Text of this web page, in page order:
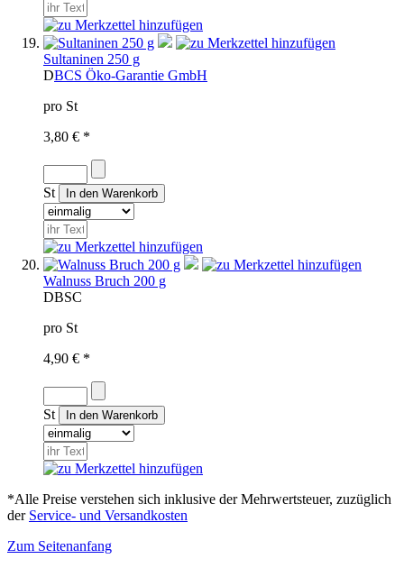
Sultaninen 250 g
DBCS Öko-Garantie GmbH
pro St
3,80 € *
St
Walnuss Bruch 200 g
DBSC
pro St
4,90 € *
St
*Alle Preise verstehen sich inklusive der Mehrwertsteuer, zuzüglich
der Service- und Versandkosten
Zum Seitenanfang